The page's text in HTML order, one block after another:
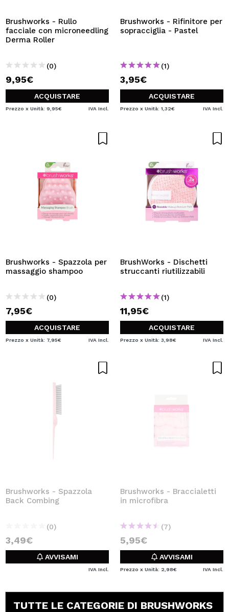
Brushworks - Rullo
facciale con microneedling
Derma Roller
(0)
9,95€
ACQUISTARE
Prezzo x Unità: 9,95€ IVA Incl.
Brushworks - Rifinitore per
sopracciglia - Pastel
(1)
3,95€
ACQUISTARE
Prezzo x Unità: 1,32€ IVA Incl.
Brushworks - Spazzola per
massaggio shampoo
(0)
7,95€
ACQUISTARE
Prezzo x Unità: 7,95€ IVA Incl.
BrushWorks - Dischetti
struccanti riutilizzabili
(1)
11,95€
ACQUISTARE
Prezzo x Unità: 3,98€ IVA Incl.
Brushworks - Spazzola
Back Combing
(0)
3,49€
AVVISAMI
IVA Incl.
Brushworks - Braccialetti
in microfibra
(7)
5,95€
AVVISAMI
Prezzo x Unità: 2,98€ IVA Incl.
TUTTE LE CATEGORIE DI BRUSHWORKS